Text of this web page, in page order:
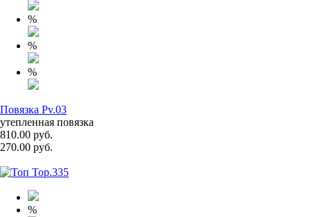
%
%
%
Повязка Pv.03
утепленная повязка
810.00 руб.
270.00 руб.
%